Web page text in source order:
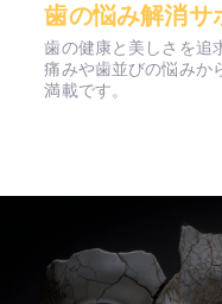
content
歯の悩み解消サ
歯の健康と美しさを追
痛みや歯並びの悩みか
満載です。